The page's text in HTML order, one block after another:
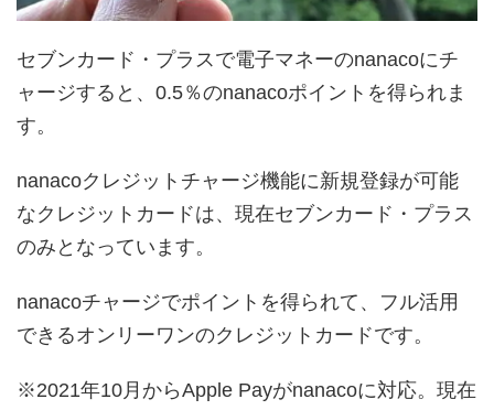
セブンカード・プラスで電子マネーのnanacoにチ
ャージすると、0.5％のnanacoポイントを得られま
す。
nanacoクレジットチャージ機能に新規登録が可能
なクレジットカードは、現在セブンカード・プラス
のみとなっています。
nanacoチャージでポイントを得られて、フル活用
できるオンリーワンのクレジットカードです。
※2021年10月からApple Payがnanacoに対応。現在